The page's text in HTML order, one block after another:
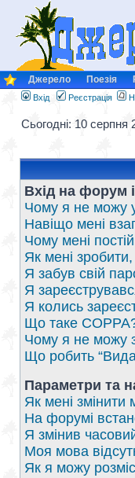
Джерело Поезія
Вхід Реєстрація
Сьогодні: 10 серпня
Вхід на форум
Чому я не можу
Навіщо мені
Чому мені
Як мені
Я забув свій
Я
Я колись
Що таке
Чому я не можу
Що робить
Параметри та
Як мені
На форумі
Я змінив
Моя мова
Як я можу